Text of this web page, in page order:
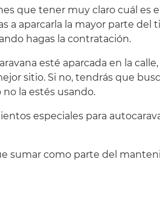
que tener muy claro cuál es
a aparcarla la mayor parte del
hagas la contratación.
esté aparcada en la
sitio. Si no, tendrás que
la estés usando.
especiales para
sumar como parte del